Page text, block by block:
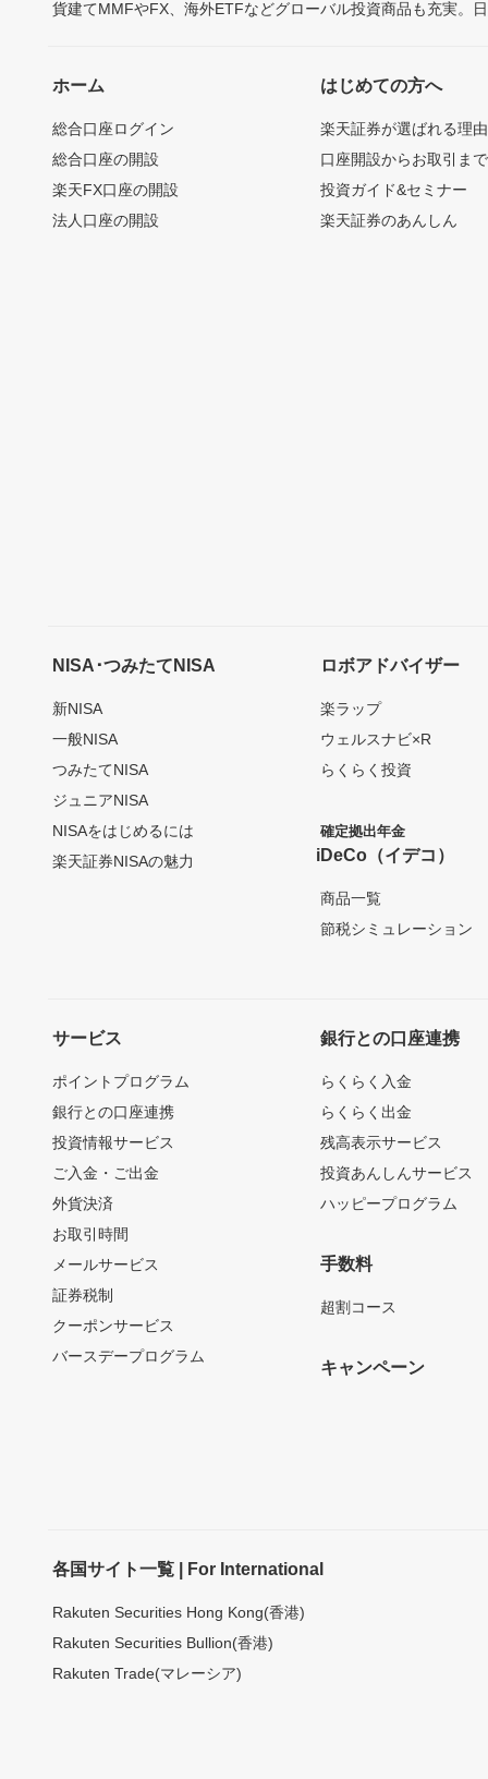
貨建てMMFやFX、海外ETFなどグローバル投資商品も充実。
ホーム
総合口座ログイン
総合口座の開設
楽天FX口座の開設
法人口座の開設
はじめての方へ
楽天証券が選ばれる理由
口座開設からお取引ま
投資ガイド&セミナー
楽天証券のあんしん
NISA･つみたてNISA
新NISA
一般NISA
つみたてNISA
ジュニアNISA
NISAをはじめるには
楽天証券NISAの魅力
ロボアドバイザー
楽ラップ
ウェルスナビ×R
らくらく投資
確定拠出年金
iDeCo（イデコ）
商品一覧
節税シミュレーション
サービス
ポイントプログラム
銀行との口座連携
投資情報サービス
ご入金・ご出金
外貨決済
お取引時間
メールサービス
証券税制
クーポンサービス
バースデープログラム
銀行との口座連携
らくらく入金
らくらく出金
残高表示サービス
投資あんしんサービス
ハッピープログラム
手数料
超割コース
キャンペーン
各国サイト一覧 | For International
Rakuten Securities Hong Kong(香港)
Rakuten Securities Bullion(香港)
Rakuten Trade(マレーシア)